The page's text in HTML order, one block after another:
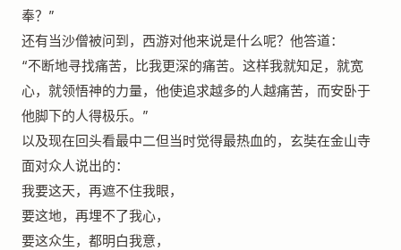
奉？”
还有当沙僧被问到，西游对他来说是什么呢？他答道：
“不断地寻找痛苦，比我更深的痛苦。这样我就知足，就宽
心，就领悟神的力量，他使追求越多的人越痛苦，而安卧于
他脚下的人得极乐。”
以及现在回头看最中二但当时觉得最热血的，玄奘在金山寺
面对众人说出的：
我要这天，再遮不住我眼，
要这地，再埋不了我心，
要这众生，都明白我意，